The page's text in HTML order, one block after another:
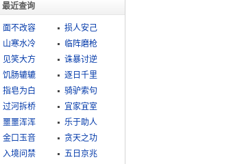
最近查询
面不改容
损人安己
山寒水冷
临阵磨枪
见笑大方
诛暴讨逆
饥肠辘辘
逐日千里
指皂为白
骑驴索句
过河拆桥
宜家宜室
噩噩浑浑
乐于助人
金口玉音
贪天之功
入境问禁
五日京兆